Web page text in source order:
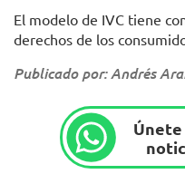
El modelo de IVC tiene
derechos de los
Publicado por: Andrés